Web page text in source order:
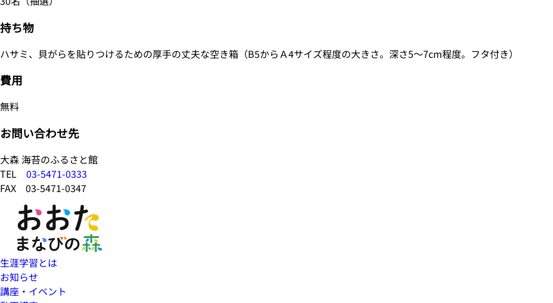
持ち物
ハサミ、貝がらを貼りつけるための厚手の丈夫な空き箱（B5からＡ4サイズ程度の大きさ。深さ5～7cm程度。フタ付き）
費用
無料
お問い合わせ先
大森 海苔のふるさと館
TEL 03-5471-0333
FAX 03-5471-0347
生涯学習とは
お知らせ
講座・イベント